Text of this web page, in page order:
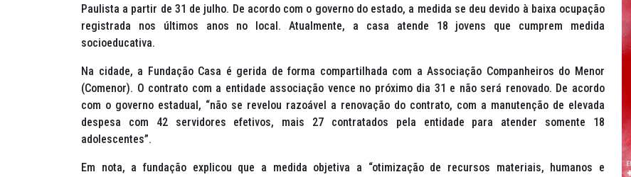
Paulista a partir de 31 de julho. De acordo com o governo do estado, a medida se deu devido à baixa ocupação
registrada nos últimos anos no local. Atualmente, a casa atende 18 jovens que cumprem medida
socioeducativa.
Na cidade, a Fundação Casa é gerida de forma compartilhada com a Associação Companheiros do Menor
(Comenor). O contrato com a entidade associação vence no próximo dia 31 e não será renovado. De acordo
com o governo estadual, “não se revelou razoável a renovação do contrato, com a manutenção de elevada
despesa com 42 servidores efetivos, mais 27 contratados pela entidade para atender somente 18
adolescentes”.
Em nota, a fundação explicou que a medida objetiva a “otimização de recursos materiais, humanos e